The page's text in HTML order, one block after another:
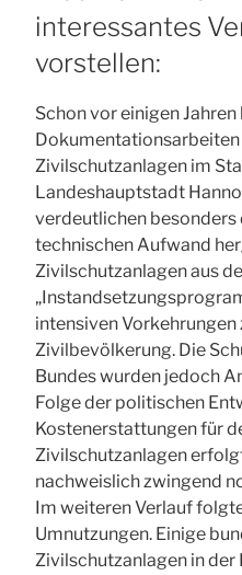
interessantes
vorstellen:
Schon vor einigen
Zivilschutzanlagen im
Landeshauptstadt
verdeutlichen besonders
technischen Aufwand
Zivilschutzanlagen aus
intensiven Vorkehrungen
Zivilbevölkerung. Die
Bundes wurden jedoch
Folge der politischen
Kostenerstattungen für
Zivilschutzanlagen
nachweislich zwingend
Im weiteren Verlauf
Umnutzungen. Einige
Zivilschutzanlagen in